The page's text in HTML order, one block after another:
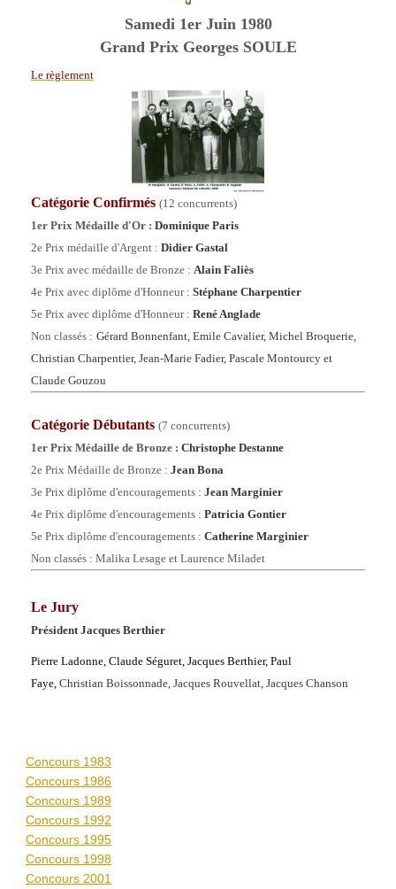
Samedi 1er Juin 1980
Grand Prix Georges SOULE
Le règlement
Catégorie Confirmés (12 concurrents)
1er Prix Médaille d'Or : Dominique Paris
2e Prix médaille d'Argent : Didier Gastal
3e Prix avec médaille de Bronze : Alain Faliès
4e Prix avec diplôme d'Honneur : Stéphane Charpentier
5e Prix avec diplôme d'Honneur : René Anglade
Non classés : Gérard Bonnenfant, Emile Cavalier, Michel Broquerie,
Christian Charpentier, Jean-Marie Fadier, Pascale Montourcy et
Claude Gouzou
Catégorie Débutants (7 concurrents)
1er Prix Médaille de Bronze : Christophe Destanne
2e Prix Médaille de Bronze : Jean Bona
3e Prix diplôme d'encouragements : Jean Marginier
4e Prix diplôme d'encouragements : Patricia Gontier
5e Prix diplôme d'encouragements : Catherine Marginier
Non classés : Malika Lesage et Laurence Miladet
Le Jury
Président Jacques Berthier
Pierre Ladonne, Claude Séguret, Jacques Berthier, Paul
Faye, Christian Boissonnade, Jacques Rouvellat, Jacques Chanson
Concours 1983
Concours 1986
Concours 1989
Concours 1992
Concours 1995
Concours 1998
Concours 2001